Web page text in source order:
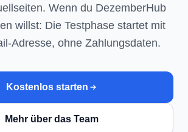
Wenn du DezemberHub
willst: Die Testphase startet mit
Adresse, ohne Zahlungsdaten.
Kostenlos starten
Mehr über das Team